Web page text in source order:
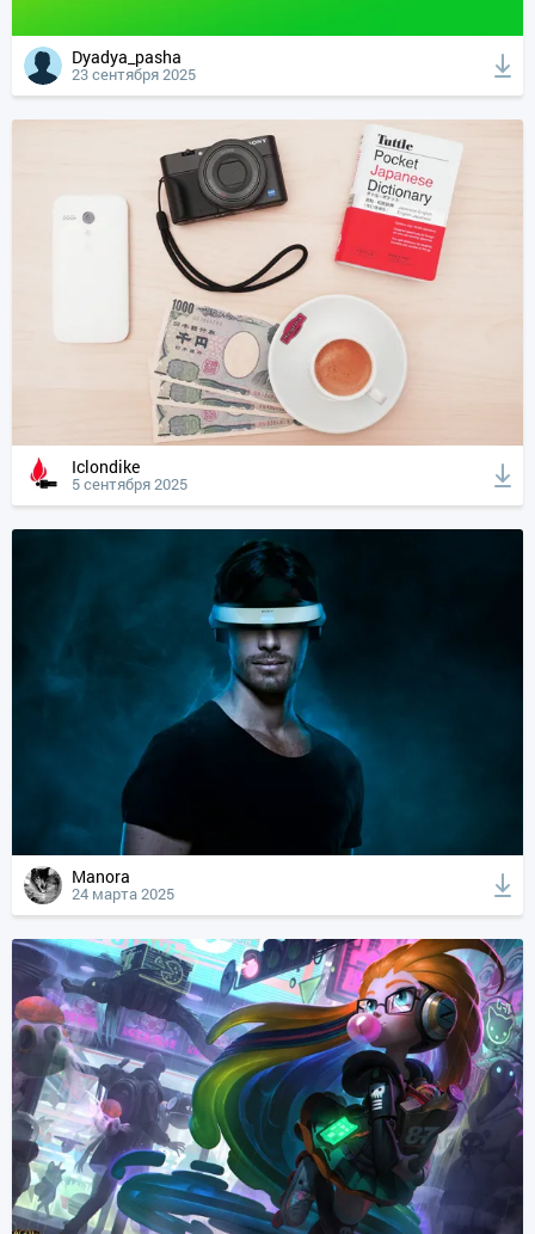
Dyadya_pasha
23 сентября 2025
Iclondike
5 сентября 2025
Manora
24 марта 2025